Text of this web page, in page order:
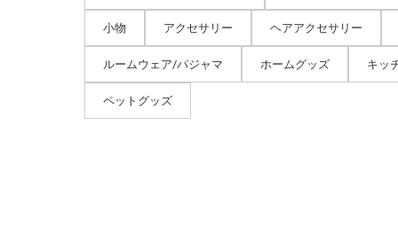
小物 アクセサリー ヘアアクセサリー
ルームウェア/パジャマ ホームグッズ キッ
ペットグッズ